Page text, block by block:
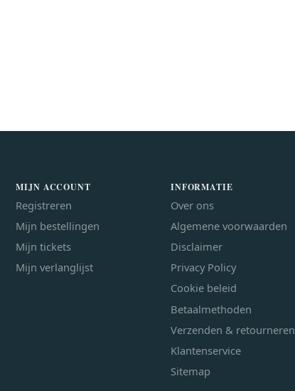
MIJN ACCOUNT
Registreren
Mijn bestellingen
Mijn tickets
Mijn verlanglijst
INFORMATIE
Over ons
Algemene voorwaarden
Disclaimer
Privacy Policy
Cookie beleid
Betaalmethoden
Verzenden & retourneren
Klantenservice
Sitemap